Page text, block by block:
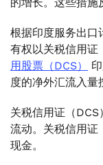
根据印度服务出口
有权以关税信用证
用股票（DCS）
度的净外汇流入量
关税信用证（
流动。关税信用证
现金。